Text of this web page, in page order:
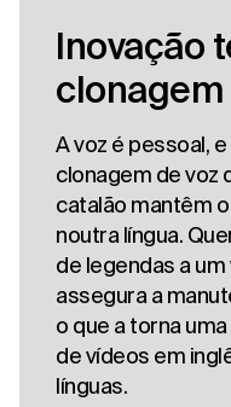
Inovação
clonagem
A voz é pessoal,
clonagem de voz
catalão mantêm
noutra língua.
de legendas a
assegura a
o que a torna
de vídeos em
línguas.